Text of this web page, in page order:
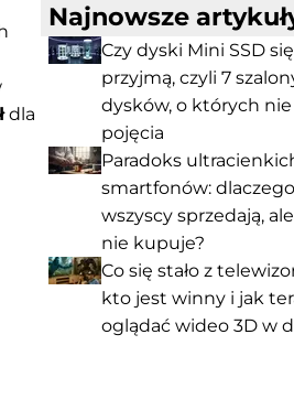
dla
Najnowsze
Czy dyski Mini SSD się
przyjmą, czyli 7
dysków, o których nie
pojęcia
Paradoks
smartfonów: dlaczego
wszyscy sprzedają,
nie kupuje?
Co się stało z
kto jest winny i jak
oglądać wideo 3D w